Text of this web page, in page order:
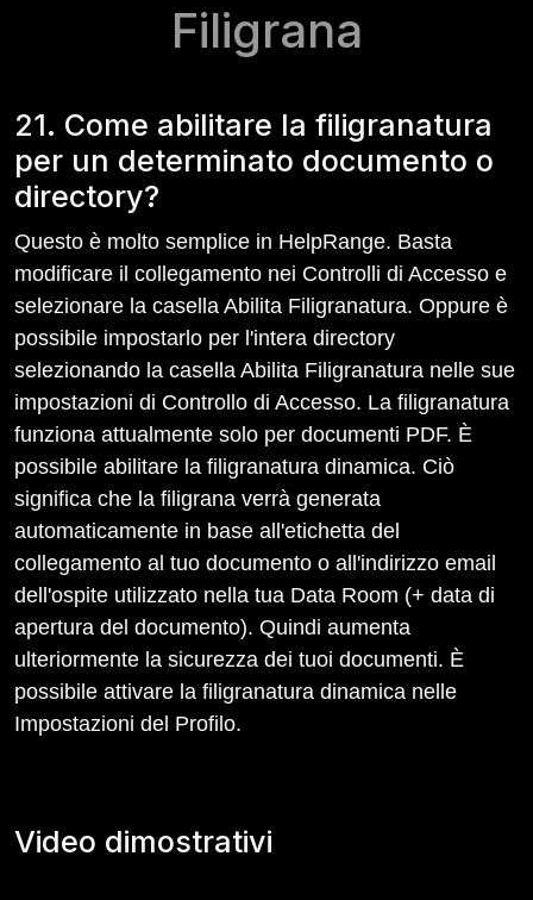
Filigrana
21. Come abilitare la filigranatura
per un determinato documento o
directory?
Questo è molto semplice in HelpRange. Basta
modificare il collegamento nei Controlli di Accesso e
selezionare la casella Abilita Filigranatura. Oppure è
possibile impostarlo per l'intera directory
selezionando la casella Abilita Filigranatura nelle sue
impostazioni di Controllo di Accesso. La filigranatura
funziona attualmente solo per documenti PDF. È
possibile abilitare la filigranatura dinamica. Ciò
significa che la filigrana verrà generata
automaticamente in base all'etichetta del
collegamento al tuo documento o all'indirizzo email
dell'ospite utilizzato nella tua Data Room (+ data di
apertura del documento). Quindi aumenta
ulteriormente la sicurezza dei tuoi documenti. È
possibile attivare la filigranatura dinamica nelle
Impostazioni del Profilo.
Video dimostrativi